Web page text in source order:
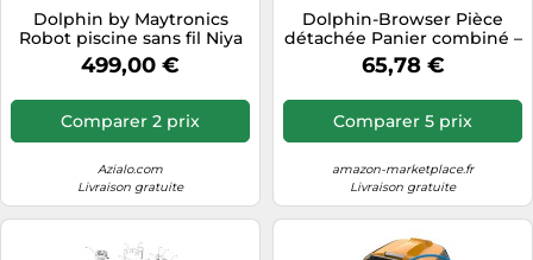
Dolphin by Maytronics
Robot piscine sans fil Niya
Sonar F3 – Navigation
Sonar, jusqu'à 10 m
499,00 €
Comparer 2 prix
Azialo.com
Livraison gratuite
Dolphin-Browser Pièce
détachée Panier combiné –
2 filtres fins et 2 ultra-fins –
Réf 9991465-ASSY
65,78 €
Comparer 5 prix
amazon-marketplace.fr
Livraison gratuite